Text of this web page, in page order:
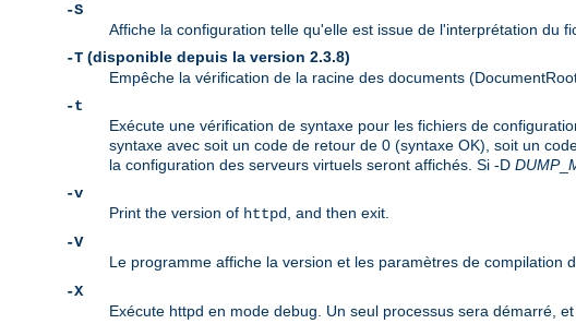
-S
Affiche la configuration telle qu'elle est issue de l'interprétation du
-T (disponible depuis la version 2.3.8)
Empêche la vérification de la racine des documents
-t
Exécute une vérification de syntaxe pour les fichiers de
syntaxe avec soit un code de retour de 0 (syntaxe OK), soit un
la configuration des serveurs virtuels seront affichés. Si -D DUMP_
-v
Print the version of httpd
, and then exit.
-V
Le programme affiche la version et les paramètres de compilation
-X
Exécute httpd en mode debug. Un seul processus sera démarré,